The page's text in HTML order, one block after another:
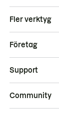
Fler verktyg
Företag
Support
Community